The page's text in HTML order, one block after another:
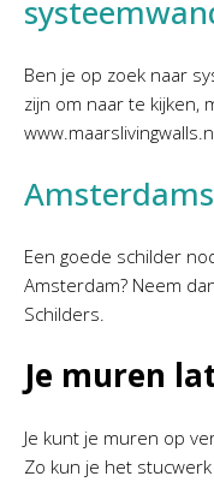
Ben je op zoek naar
zijn om naar te kijken,
Een goede schilder
Amsterdam? Neem
Schilders.
Je muren
Je kunt je muren op
Zo kun je het